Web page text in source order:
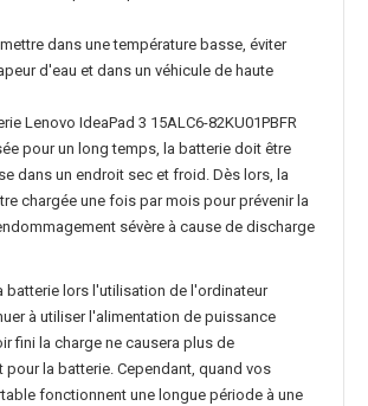
dans une température basse, éviter
d'eau et dans un véhicule de haute
Lenovo IdeaPad 3 15ALC6-82KU01PBFR
pour un long temps, la batterie doit être
dans un endroit sec et froid. Dès lors, la
chargée une fois par mois pour prévenir la
sévère à cause de discharge
batterie lors l'utilisation de l'ordinateur
à utiliser l'alimentation de puissance
fini la charge ne causera plus de
pour la batterie. Cependant, quand vos
fonctionnent une longue période à une